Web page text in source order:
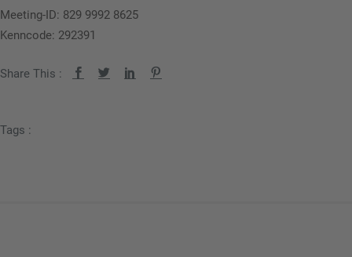
Meeting-ID: 829 9992 8625
Kenncode: 292391
Share This :
Tags :